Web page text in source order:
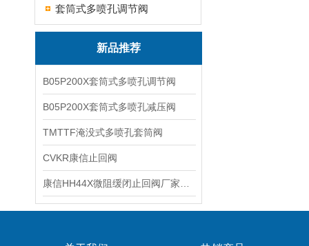
套筒式多喷孔调节阀
新品推荐
B05P200X套筒式多喷孔调节阀
B05P200X套筒式多喷孔减压阀
TMTTF淹没式多喷孔套筒阀
CVKR康信止回阀